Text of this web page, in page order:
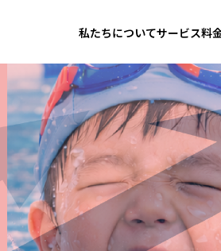
私たちについてサービス料